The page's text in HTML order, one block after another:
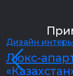
Дизайн
Люкс-